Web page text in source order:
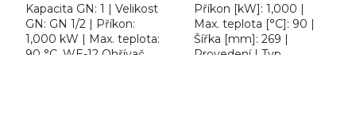
Kapacita GN: 1 | Velikost
GN: GN 1/2 | Příkon:
1,000 kW | Max. teplota:
90 °C. WE-12 Ohřívač
Příkon [kW]: 1,000 |
Max. teplota [°C]: 90 |
Šířka [mm]: 269 |
Provedení | Typ